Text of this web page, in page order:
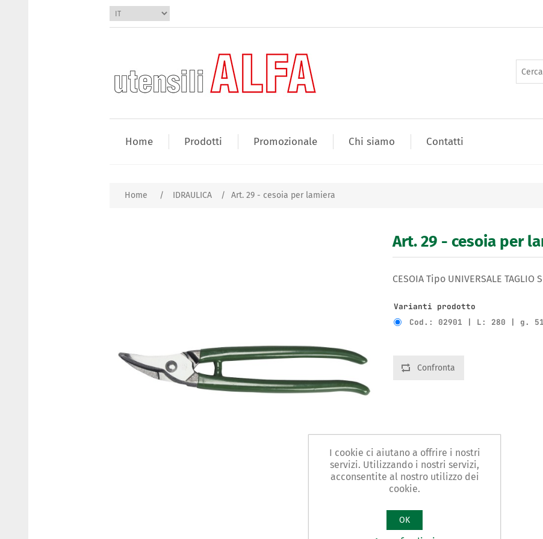
Home Prodotti Promozionale Chi siamo Contatti
Home / IDRAULICA / Art. 29 - cesoia per lamiera
Art. 29 - cesoia per
CESOIA Tipo UNIVERSALE TAGLIO
Varianti prodotto
Cod.: 02901 | L: 280 | g.
Confronta
I cookie ci aiutano a offrire i nostri
servizi. Utilizzando i nostri servizi,
acconsentite al nostro utilizzo dei
cookie.
OK